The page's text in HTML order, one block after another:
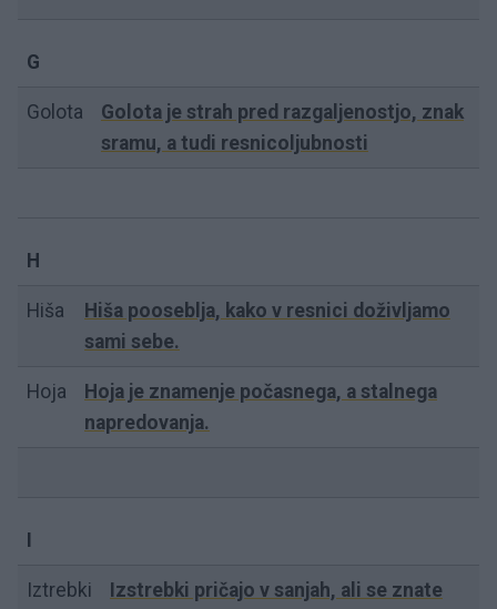
G
Golota
Golota je strah pred razgaljenostjo, znak
sramu, a tudi resnicoljubnosti
H
Hiša
Hiša pooseblja, kako v resnici doživljamo
sami sebe.
Hoja
Hoja je znamenje počasnega, a stalnega
napredovanja.
Iztrebki
Izstrebki pričajo v sanjah, ali se znate